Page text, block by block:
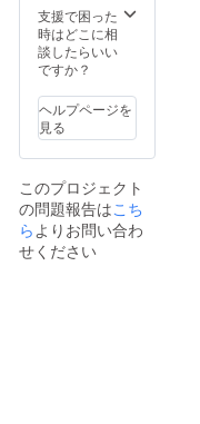
支援で困った
時はどこに相
談したらいい
ですか？
ヘルプページを
見る
このプロジェクト
の問題報告はこち
らよりお問い合わ
せください